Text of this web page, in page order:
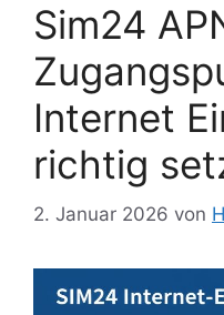
Sim24
Internet
richtig
2. Januar 2026 von